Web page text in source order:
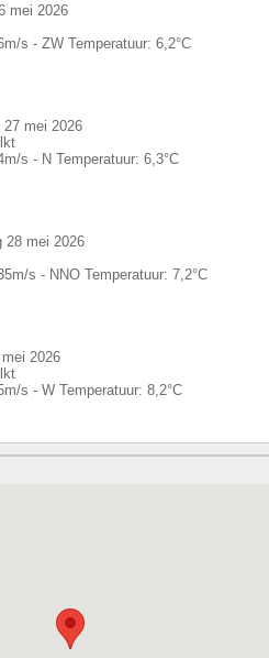
mei 2026
m/s - ZW Temperatuur: 6,2°C
27 mei 2026
m/s - N Temperatuur: 6,3°C
28 mei 2026
m/s - NNO Temperatuur: 7,2°C
2026
m/s - W Temperatuur: 8,2°C